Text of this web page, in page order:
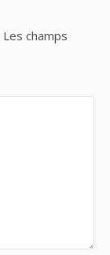
Les champs